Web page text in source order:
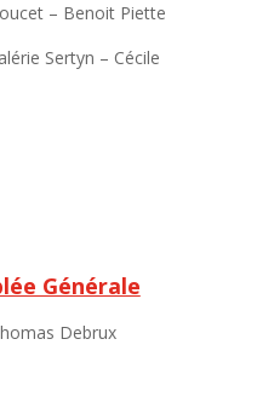
– Benoit Piette
Sertyn – Cécile
Générale
Debrux